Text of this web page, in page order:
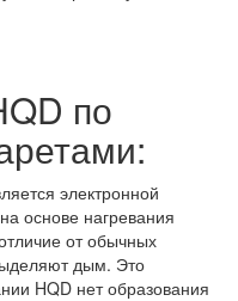
по
электронной
основе нагревания
от обычных
дым. Это
HQD нет образования